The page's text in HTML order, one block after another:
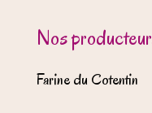
Nos
Farine du Cotentin